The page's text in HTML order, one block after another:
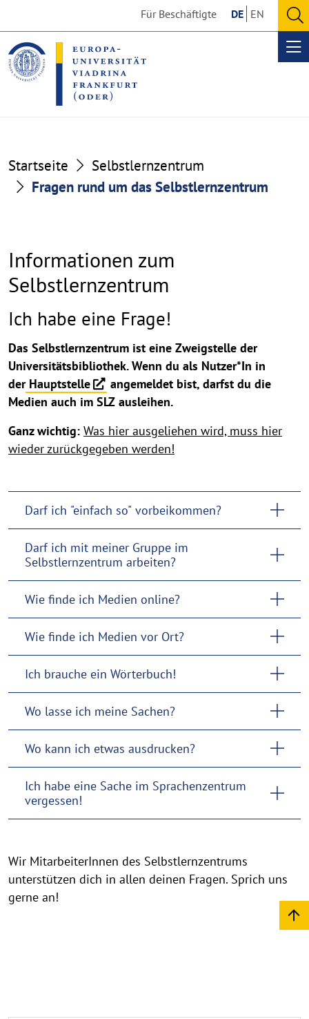
the
content
section
the
footer
section
Für Beschäftigte DE EN
Startseite
Selbstlernzentrum
Fragen rund um das Selbstlernzentrum
Informationen zum
Selbstlernzentrum
Ich habe eine Frage!
Das Selbstlernzentrum ist eine Zweigstelle der
Universitätsbibliothek. Wenn du als Nutzer*In in
derHauptstelle
angemeldet bist, darfst du die
Medien auch im SLZ ausleihen.
Ganz wichtig: Was hier ausgeliehen wird, muss hier
wieder zurückgegeben werden!
Darf ich "einfach so" vorbeikommen?
Darf ich mit meiner Gruppe im
Selbstlernzentrum arbeiten?
Wie finde ich Medien online?
Wie finde ich Medien vor Ort?
Ich brauche ein Wörterbuch!
Wo lasse ich meine Sachen?
Wo kann ich etwas ausdrucken?
Ich habe eine Sache im Sprachenzentrum
vergessen!
Wir MitarbeiterInnen des Selbstlernzentrums
unterstützen dich in allen deinen Fragen. Sprich uns
gerne an!